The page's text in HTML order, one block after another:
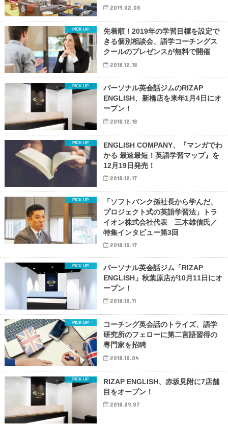
2019.02.08
先着順！2019年の学習目標を設定で
きる個別相談会、語学コーチングス
クールのプレゼンスが無料で開催
2018.12.18
パーソナル英会話ジムのRIZAP
ENGLISH、新橋店を来年1月4日にオ
ープン！
2018.12.18
ENGLISH COMPANY、『マンガでわ
かる 最速最短！英語学習マップ』を
12月19日発売！
2018.12.17
「ソフトバンク孫社長から学んだ、
プロジェクト式の英語学習法」トラ
イオン株式会社代表 三木雄信氏／
特集インタビュー第3回
2018.10.17
パーソナル英会話ジム「RIZAP
ENGLISH」秋葉原店が10月11日にオ
ープン！
2018.10.11
コーチング英会話のトライズ、語学
研究所のフェローに第二言語習得の
専門家を招聘
2018.10.04
RIZAP ENGLISH、赤坂見附に7店舗
目をオープン！
2018.09.07